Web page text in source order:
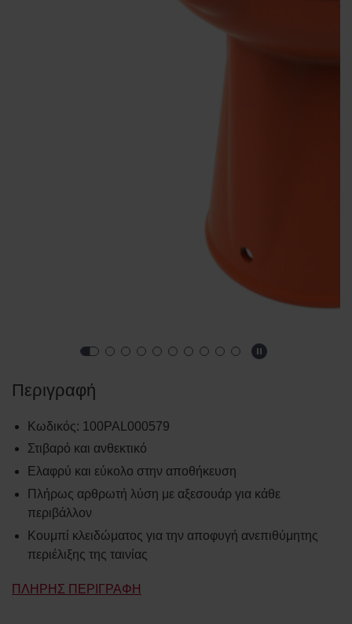
Περιγραφή
Κωδικός: 100PAL000579
Στιβαρό και ανθεκτικό
Ελαφρύ και εύκολο στην αποθήκευση
Πλήρως αρθρωτή λύση με αξεσουάρ για κάθε
περιβάλλον
Κουμπί κλειδώματος για την αποφυγή ανεπιθύμητης
περιέλιξης της ταινίας
ΠΛΉΡΗΣ ΠΕΡΙΓΡΑΦΉ